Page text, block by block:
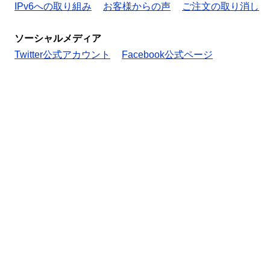
IPv6への取り組み
お客様からの声 ご注文の取り消し
ソーシャルメディア
Twitter公式アカウント
Facebook公式ページ